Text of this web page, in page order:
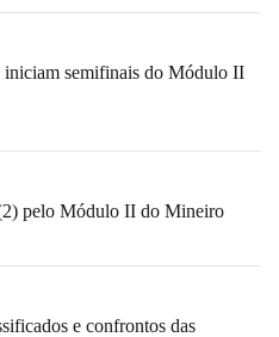
semifinais do Módulo II
pelo Módulo II do Mineiro
e confrontos das